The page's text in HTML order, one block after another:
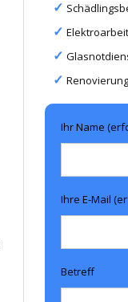
Ihr Name
Ihre E-Mail
Betreff